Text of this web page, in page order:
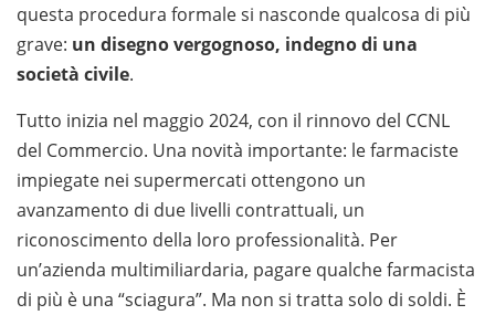
questa procedura formale si nasconde qualcosa di più
grave: un disegno vergognoso, indegno di una
società civile.
Tutto inizia nel maggio 2024, con il rinnovo del CCNL
del Commercio. Una novità importante: le farmaciste
impiegate nei supermercati ottengono un
avanzamento di due livelli contrattuali, un
riconoscimento della loro professionalità. Per
un’azienda multimiliardaria, pagare qualche farmacista
di più è una “sciagura”. Ma non si tratta solo di soldi. È